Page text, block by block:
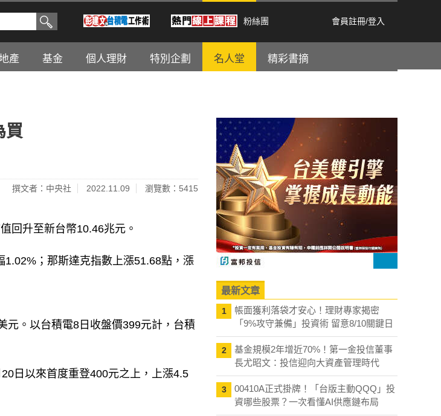
粉絲團 會員註冊/登入
產 基金 個人理財 特別企劃 名人堂 精彩書摘
買
撰文者：中央社 2022.11.09 瀏覽數：5415
回升至新台幣10.46兆元。
；那斯達克指數上漲51.68點，漲
元。以台積電8日收盤價399元計，台積
日以來首度重登400元之上，上漲4.5
最新文章
1
帳面獲利落袋才安心！理財專家揭密
「9%攻守兼備」投資術 留意8/10關鍵日
2
基金規模2年增近70%！第一金投信董事
長尤昭文：投信迎向大資產管理時代
3
00410A正式掛牌！「台版主動QQQ」投
資哪些股票？一次看懂AI供應鏈布局